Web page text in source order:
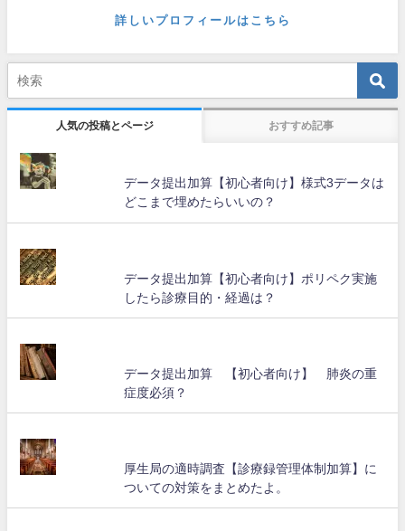
詳しいプロフィールはこちら
人気の投稿とページ おすすめ記事
データ提出加算【初心者向け】様式3データは
どこまで埋めたらいいの？
データ提出加算【初心者向け】ポリペク実施
したら診療目的・経過は？
データ提出加算 【初心者向け】 肺炎の重
症度必須？
厚生局の適時調査【診療録管理体制加算】に
ついての対策をまとめたよ。